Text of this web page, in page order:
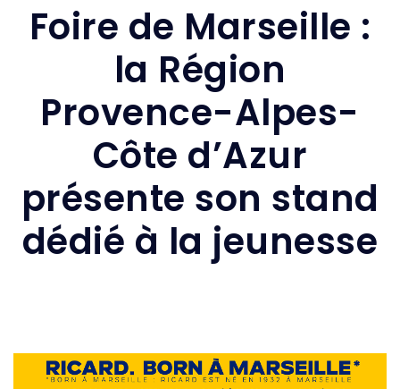
Foire de Marseille :
la Région
Provence-Alpes-
Côte d’Azur
présente son stand
dédié à la jeunesse